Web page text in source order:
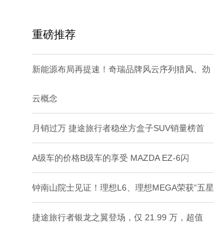
重磅推荐
新能源布局再提速！奇瑞品牌风云序列猎风、劲
云概念
月销过万 捷途旅行者稳坐方盒子SUV销量榜首
A级车的价格B级车的享受 MAZDA EZ-6闪
钟南山院士见证！理想L6、理想MEGA荣获“五星
捷途旅行者银龙之翼登场，仅 21.99 万，超值